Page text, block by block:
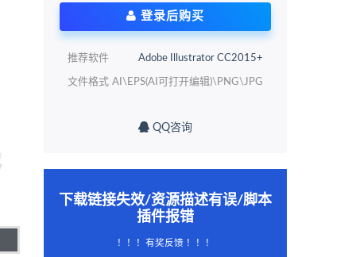
登录后购买
推荐软件 Adobe Illustrator CC2015+
文件格式 AI\EPS(AI可打开编辑)\PNG\JPG
QQ咨询
下载链接失效/资源描述有误/脚本
插件报错
！！！有奖反馈 ！！！